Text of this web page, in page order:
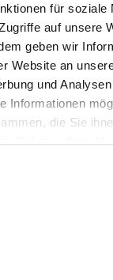
für soziale
auf unsere
geben wir
Website an
und
Informationen
die Sie
| pg
der
hat die
stets eine sehr
Hannawald ein
Club
die